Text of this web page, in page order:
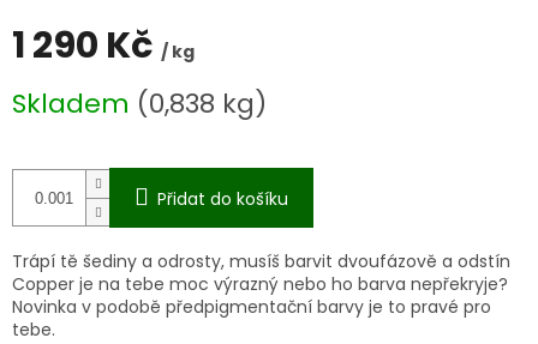
1 290 Kč / kg
cena:
Skladem (0,838 kg)
Přidat do košíku
Trápí tě šediny a odrosty, musíš barvit dvoufázově a odstín
Copper je na tebe moc výrazný nebo ho barva nepřekryje?
Novinka v podobě předpigmentační barvy je to pravé pro
tebe.